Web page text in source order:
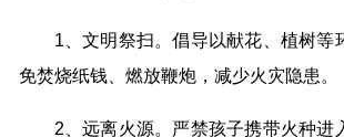
1、文明祭扫。倡导以献花、植树等
免焚烧纸钱、燃放鞭炮，减少火灾隐患。
2、远离火源。严禁孩子携带火种进